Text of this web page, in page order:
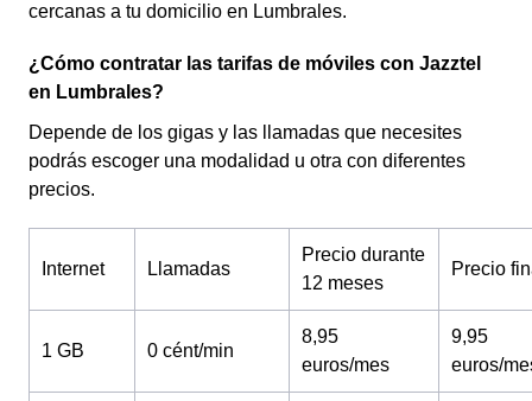
cercanas a tu domicilio en Lumbrales.
¿Cómo contratar las tarifas de móviles con Jazztel
en Lumbrales?
Depende de los gigas y las llamadas que necesites
podrás escoger una modalidad u otra con diferentes
precios.
Internet Llamadas
Precio durante
12 meses
Precio
1 GB 0 cént/min
8,95
euros/mes
9,95
euros/